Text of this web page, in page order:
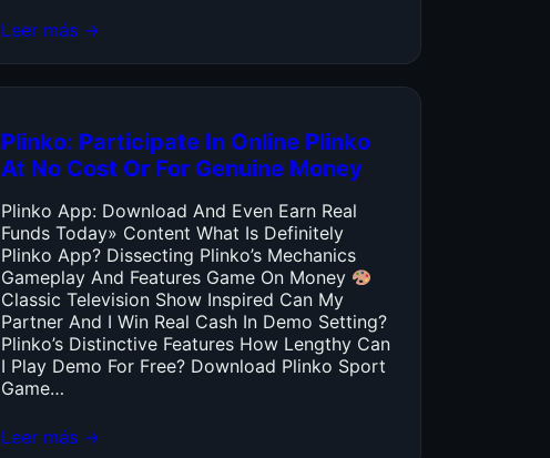
Leer más →
Plinko: Participate In Online Plinko
At No Cost Or For Genuine Money
Plinko App: Download And Even Earn Real
Funds Today» Content What Is Definitely
Plinko App? Dissecting Plinko’s Mechanics
Gameplay And Features Game On Money
Classic Television Show Inspired Can My
Partner And I Win Real Cash In Demo Setting?
Plinko’s Distinctive Features How Lengthy Can
I Play Demo For Free? Download Plinko Sport
Game…
Leer más →